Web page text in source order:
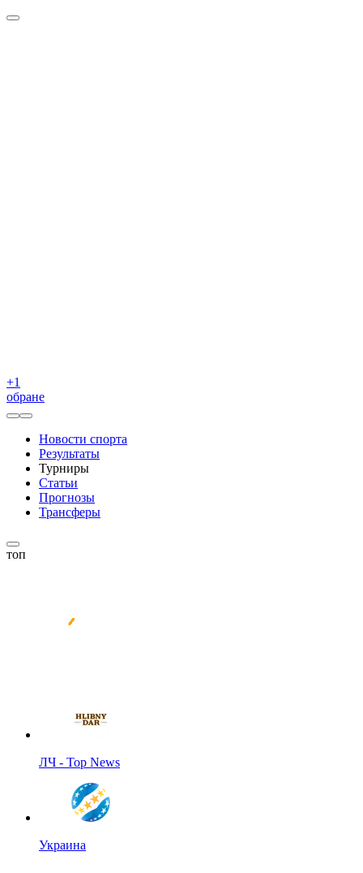
+1
обране
Новости спорта
Результаты
Турниры
Статьи
Прогнозы
Трансферы
топ
ЛЧ - Top News
Украина